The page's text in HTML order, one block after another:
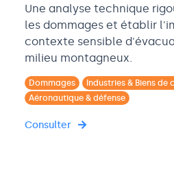
Une analyse technique
les dommages et établir
contexte sensible
milieu montagneux.
Dommages
Industries & Biens
Aéronautique & défense
Consulter